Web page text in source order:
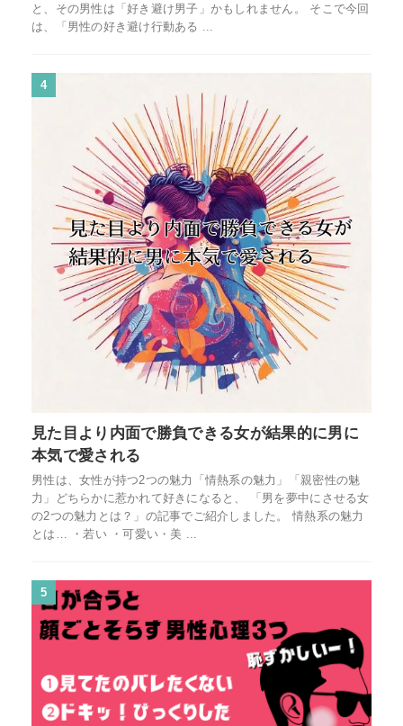
と、その男性は「好き避け男子」かもしれません。 そこで今回
は、「男性の好き避け行動ある ...
4
見た目より内面で勝負できる女が結果的に男に
本気で愛される
男性は、女性が持つ2つの魅力「情熱系の魅力」「親密性の魅
力」どちらかに惹かれて好きになると、 「男を夢中にさせる女
の2つの魅力とは？」の記事でご紹介しました。 情熱系の魅力
とは… ・若い ・可愛い・美 ...
5